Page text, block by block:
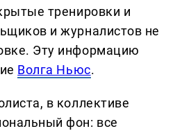
тренировки и
и журналистов не
Эту информацию
Волга Ньюс.
в коллективе
фон: все